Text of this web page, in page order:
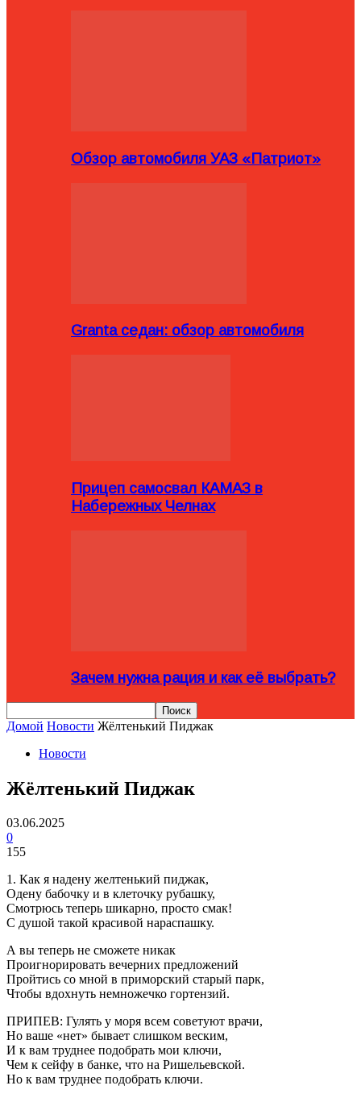
Обзор автомобиля УАЗ «Патриот»
Granta седан: обзор автомобиля
Прицеп самосвал КАМАЗ в
Набережных Челнах
Зачем нужна рация и как её выбрать?
Домой Новости Жёлтенький Пиджак
Новости
Жёлтенький Пиджак
03.06.2025
0
155
1. Как я надену желтенький пиджак,
Одену бабочку и в клеточку рубашку,
Смотрюсь теперь шикарно, просто смак!
С душой такой красивой нараспашку.
А вы теперь не сможете никак
Проигнорировать вечерних предложений
Пройтись со мной в приморский старый парк,
Чтобы вдохнуть немножечко гортензий.
ПРИПЕВ: Гулять у моря всем советуют врачи,
Но ваше «нет» бывает слишком веским,
И к вам труднее подобрать мои ключи,
Чем к сейфу в банке, что на Ришельевской.
Но к вам труднее подобрать ключи.